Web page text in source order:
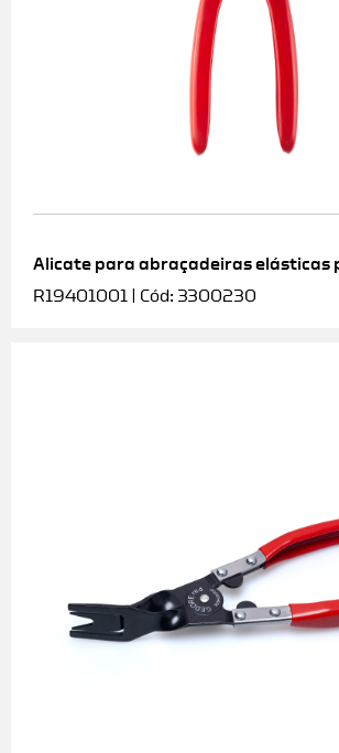
Alicate para abraçadeiras elásticas
R19401001 | Cód: 3300230